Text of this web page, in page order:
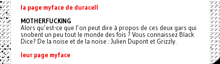
la page myface de duracell
MOTHERFUCKING
Alors qu’est-ce que l’on peut dire à propos de ces deux gars qui
snobent un peu tout le monde des fois ? Vous connaissez Black
Dice? De la noise et de la noise : Julien Dupont et Grizzly.
leur page myface